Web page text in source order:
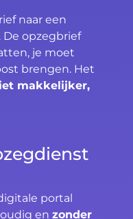
naar een
De opzegbrief
je moet
brengen. Het
makkelijker,
portal
en zonder